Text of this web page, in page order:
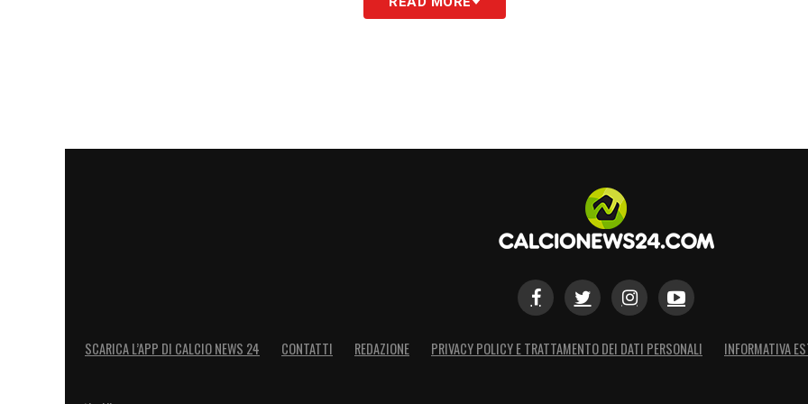
SCARICA L’APP DI CALCIO NEWS 24 CONTATTI REDAZIONE PRIVACY POLICY E TRATTAMENTO DEI DATI PERSONALI INFORMATIVA